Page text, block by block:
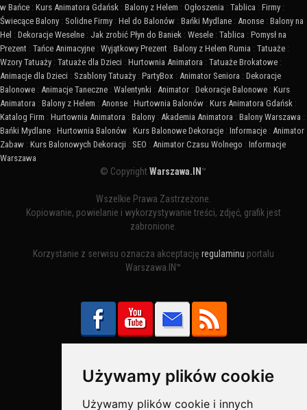
Używamy plików cookie
Używamy plików cookie i innych
w Bańce : Kurs Animatora Gdańsk : Balony z Helem : Ogłoszenia : Tablica : Firmy :
Świecące Balony : Solidne Firmy : Hel do Balonów : Bańki Mydlane : Anonse : Balony na
Hel : Dekoracje Weselne : Jak zrobić Płyn do Baniek : Wesele : Tablica : Pomysł na
Prezent : Tańce Animacyjne : Wyjątkowy Prezent : Balony z Helem Rumia : Tatuaże :
Wzory Tatuaży : Tatuaże dla Dzieci : Hurtownia Animatora : Tatuaże Brokatowe :
Animacje dla Dzieci : Szablony Tatuaży : PartyBox : Animator Seniora : Dekoracje
Balonowe : Animacje Taneczne : Walentynki : Animator : Dekoracje Balonowe : Kurs
Animatora : Balony z Helem : Anonse : Hurtownia Balonów : Kurs Animatora Gdańsk :
Katalog Firm : Hurtownia Animatora : Balony : Akademia Animatora : Balony Warszawa :
Bańki Mydlane : Hurtownia Balonów : Kurs Balonowe Dekoracje : Informacje : Animator
Zabaw : Kurs Balonowych Dekoracji : SEO : Animator Czasu Wolnego : Informacje
Warszawa
© CopyrightWarszawa.IN ™
Wszelkie Prawa Zastrzeżone.
Kopiowanie, powielanie i wykorzystywanie treści, zdjęć, grafik jest
zabronione.
Korzystanie z serwisu oznacza akceptację regulaminu portalu
Warszawa.IN™
Bezpieczne Płatności obsługuje: